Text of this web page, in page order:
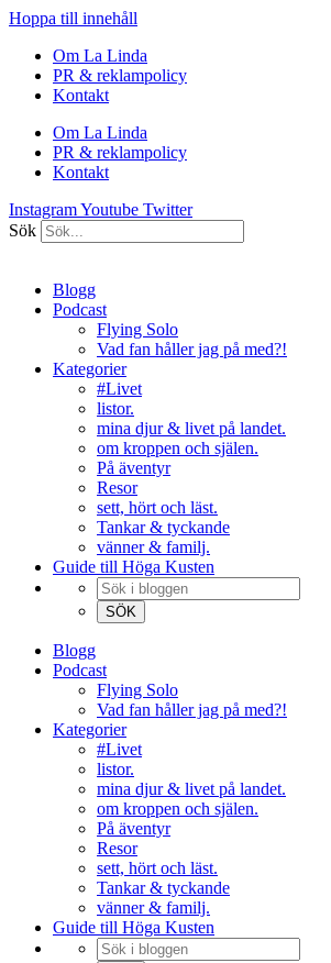
Hoppa till innehåll
Om La Linda
PR & reklampolicy
Kontakt
Om La Linda
PR & reklampolicy
Kontakt
InstagramYoutube Twitter
Sök
Blogg
Podcast
Flying Solo
Vad fan håller jag på med?!
Kategorier
#Livet
listor.
mina djur & livet på landet.
om kroppen och själen.
På äventyr
Resor
sett, hört och läst.
Tankar & tyckande
vänner & familj.
Guide till Höga Kusten
Blogg
Podcast
Flying Solo
Vad fan håller jag på med?!
Kategorier
#Livet
listor.
mina djur & livet på landet.
om kroppen och själen.
På äventyr
Resor
sett, hört och läst.
Tankar & tyckande
vänner & familj.
Guide till Höga Kusten